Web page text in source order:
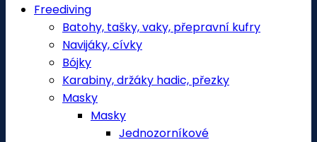
Freediving
Batohy, tašky, vaky, přepravní kufry
Navijáky, cívky
Bójky
Karabiny, držáky hadic, přezky
Masky
Masky
Jednozorníkové